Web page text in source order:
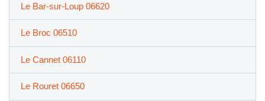
Le Bar-sur-Loup 06620
Le Broc 06510
Le Cannet 06110
Le Rouret 06650